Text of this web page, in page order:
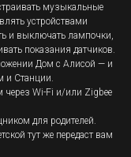
музыкальные
устройствами
и выключать лампочки,
показания датчиков.
Дом с Алисой — и
и Станции.
Wi-Fi и/или Zigbee
для родителей.
тут же передаст вам